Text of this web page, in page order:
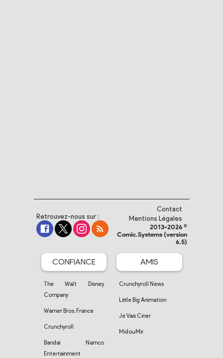
Retrouvez-nous sur :
Contact
Mentions Légales
2013-2026 ©
Comic.Systems (version
6.5)
CONFIANCE
The Walt Disney
Company
Warner Bros. France
Crunchyroll
Bandai Namco
Entertainment
AMIS
Crunchyroll News
Little Big Animation
Je Vais Ciner
MidouMir